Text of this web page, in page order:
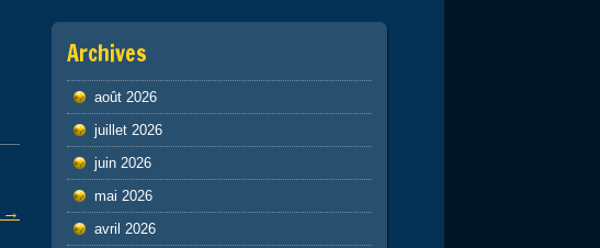
→
Archives
août 2026
juillet 2026
juin 2026
mai 2026
avril 2026